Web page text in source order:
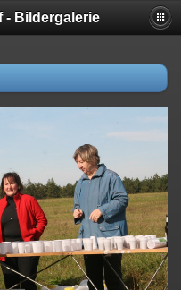
- Bildergalerie